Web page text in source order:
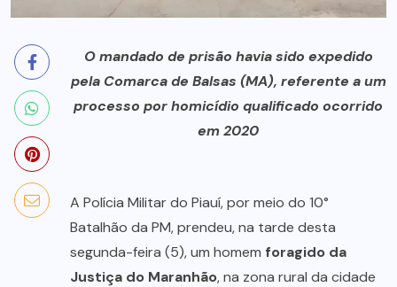
O mandado de prisão havia sido expedido
pela Comarca de Balsas (MA), referente a um
processo por homicídio qualificado ocorrido
em 2020
A Polícia Militar do Piauí, por meio do 10°
Batalhão da PM, prendeu, na tarde desta
segunda-feira (5), um homem foragido da
Justiça do Maranhão, na zona rural da cidade